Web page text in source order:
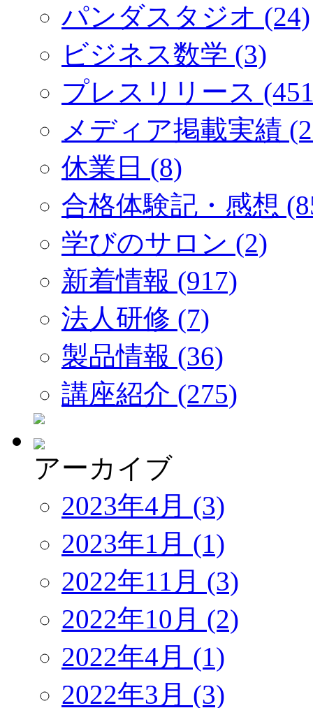
パンダスタジオ (24)
ビジネス数学 (3)
プレスリリース
メディア掲載実績
休業日 (8)
合格体験記・感想
学びのサロン (2)
新着情報 (917)
法人研修 (7)
製品情報 (36)
講座紹介 (275)
アーカイブ
2023年4月 (3)
2023年1月 (1)
2022年11月 (3)
2022年10月 (2)
2022年4月 (1)
2022年3月 (3)